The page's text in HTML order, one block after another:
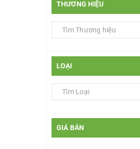
THƯƠNG HIỆU
LOẠI
GIÁ BÁN